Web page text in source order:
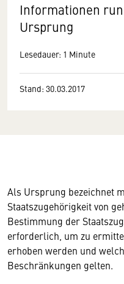
Informationen
Ursprung
Lesedauer: 1 Minute
Stand: 30.03.2017
Als Ursprung bezeichnet
Staatszugehörigkeit von
Bestimmung der
erforderlich, um zu
erhoben werden und
Beschränkungen gelten.